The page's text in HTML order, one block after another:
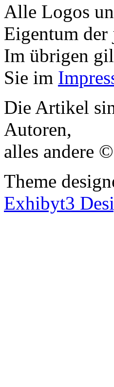
Alle Logos
Eigentum
Im übrigen
Sie im
Die Artikel
Autoren,
alles andere
Theme
Exhibyt3